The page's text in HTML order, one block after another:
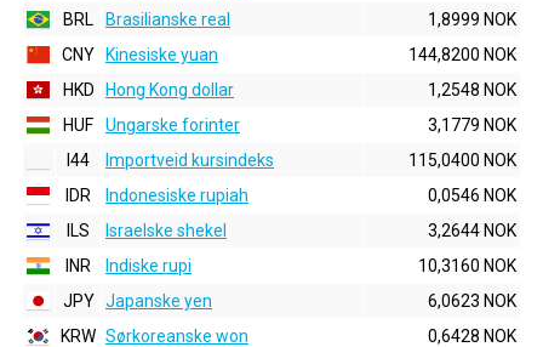
BRL
Brasilianske real
1,8999 NOK
CNY
Kinesiske yuan
144,8200 NOK
HKD
Hong Kong dollar
1,2548 NOK
HUF
Ungarske forinter
3,1779 NOK
I44
Importveid kursindeks
115,0400 NOK
IDR
Indonesiske rupiah
0,0546 NOK
ILS
Israelske shekel
3,2644 NOK
INR
Indiske rupi
10,3160 NOK
JPY Japanske yen
6,0623 NOK
KRW Sørkoreanske won
0,6428 NOK